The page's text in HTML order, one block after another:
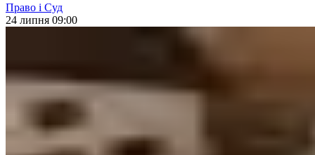
Право і Суд
24 липня 09:00